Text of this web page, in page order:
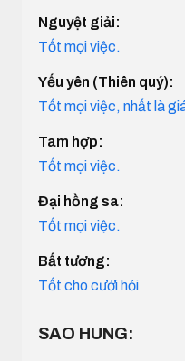
Nguyệt giải:
Tốt mọi việc.
Yếu yên (Thiên quý):
Tốt mọi việc, nhất là
Tam hợp:
Tốt mọi việc.
Đại hồng sa:
Tốt mọi việc.
Bất tương:
Tốt cho cưởi hỏi
SAO HUNG: